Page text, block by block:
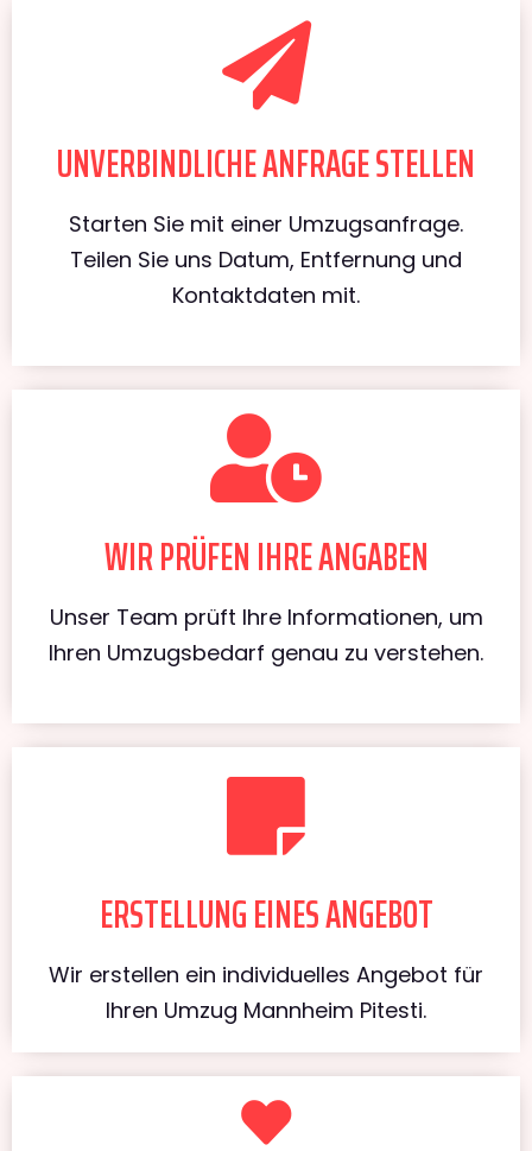
UNVERBINDLICHE ANFRAGE STELLEN
Starten Sie mit einer Umzugsanfrage.
Teilen Sie uns Datum, Entfernung und
Kontaktdaten mit.
WIR PRÜFEN IHRE ANGABEN
Unser Team prüft Ihre Informationen, um
Ihren Umzugsbedarf genau zu verstehen.
ERSTELLUNG EINES ANGEBOT
Wir erstellen ein individuelles Angebot für
Ihren Umzug Mannheim Pitesti.